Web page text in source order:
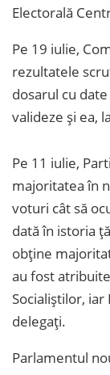
Electorală
Pe 19 iulie,
rezultatele
dosarul cu
valideze și ea,
Pe 11 iulie,
majoritatea în
voturi cât să
dată în istoria
obține
au fost
Socialiștilor, iar
delegați.
Parlamentul